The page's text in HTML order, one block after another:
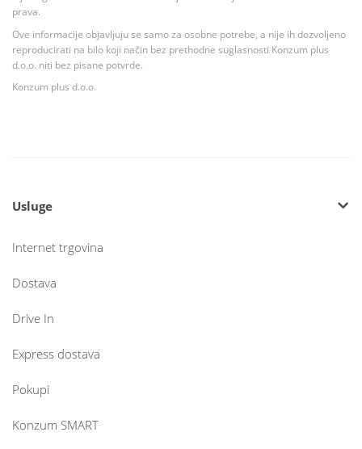
prava.
Ove informacije objavljuju se samo za osobne potrebe, a nije ih dozvoljeno
reproducirati na bilo koji način bez prethodne suglasnosti Konzum plus
d.o.o. niti bez pisane potvrde.
Konzum plus d.o.o.
Usluge
Internet trgovina
Dostava
Drive In
Express dostava
Pokupi
Konzum SMART